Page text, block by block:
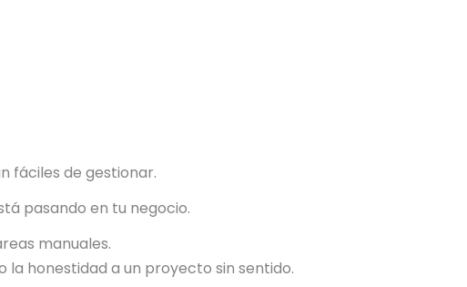
fáciles de gestionar.
pasando en tu negocio.
manuales.
la honestidad a un proyecto sin sentido.